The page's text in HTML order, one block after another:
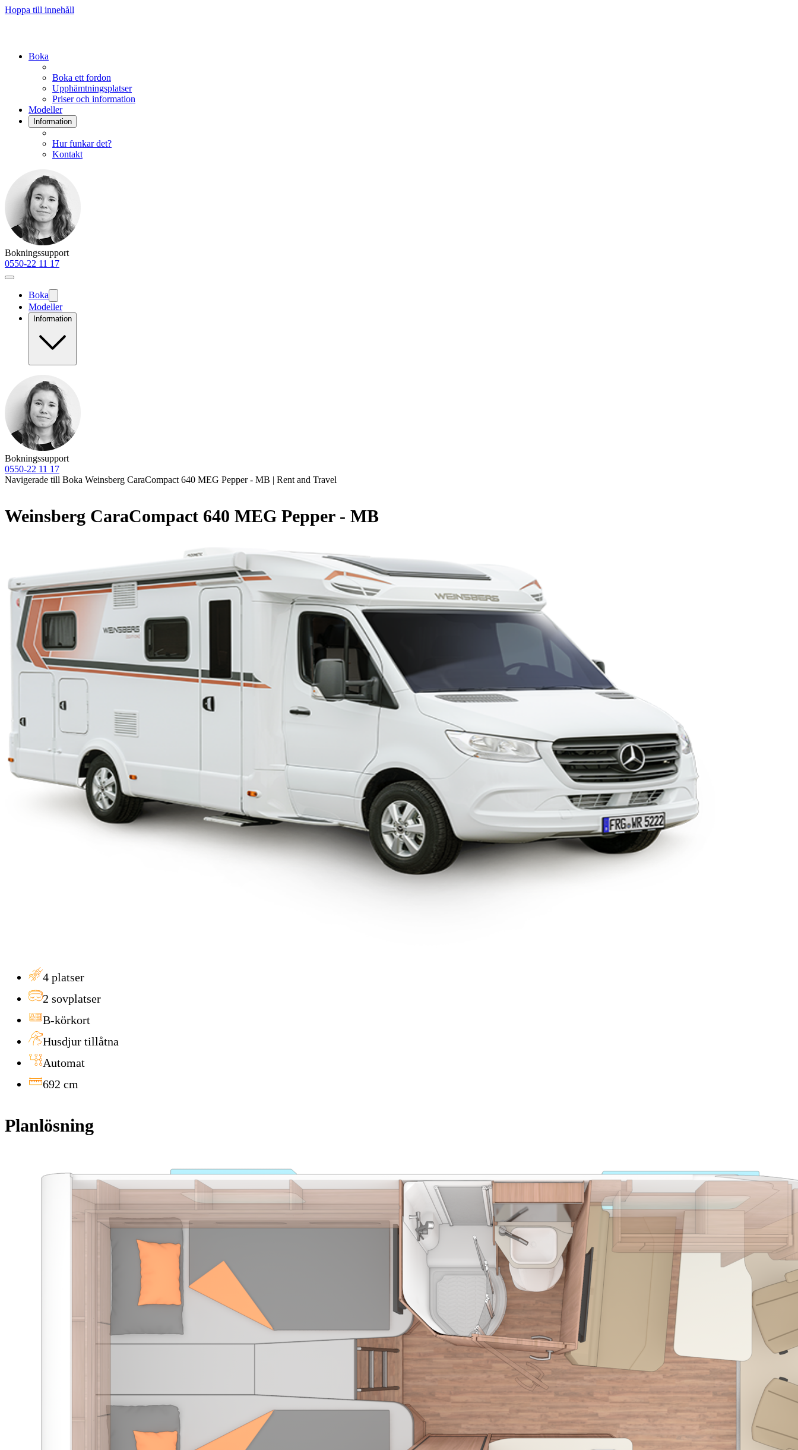
Hoppa till innehåll
Boka
Boka ett fordon
Upphämtningsplatser
Priser och information
Modeller
Information
Hur funkar det?
Kontakt
Bokningssupport
0550-22 11 17
Boka
Modeller
Information
Bokningssupport
0550-22 11 17
Navigerade till Boka Weinsberg CaraCompact 640 MEG Pepper - MB | Rent and Travel
Weinsberg CaraCompact 640 MEG Pepper - MB
4 platser
2 sovplatser
B-körkort
Husdjur tillåtna
Automat
692 cm
Planlösning